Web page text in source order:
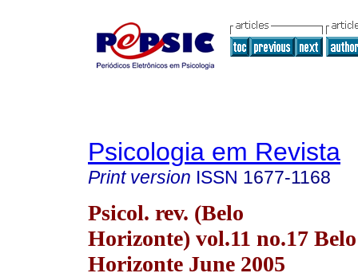
Psicologia em Revista
Print version ISSN 1677-1168
Psicol. rev. (Belo
Horizonte) vol.11 no.17 Belo
Horizonte June 2005